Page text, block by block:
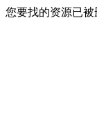
您要找的资源已被